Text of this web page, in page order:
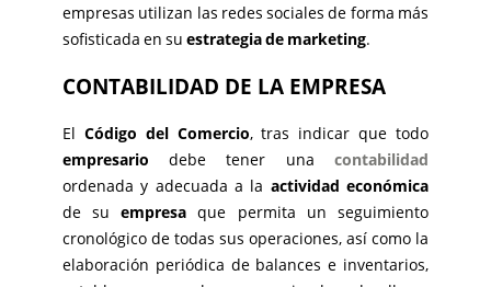
empresas utilizan las redes sociales de forma más
sofisticada en suestrategia de marketing.
CONTABILIDAD DE LA EMPRESA
El Código del Comercio, tras indicar que todo
empresario debe tener una contabilidad
ordenada y adecuada a la actividad económica
de suempresa que permita un seguimiento
cronológico de todas sus operaciones, así como la
elaboración periódica de balances e inventarios,